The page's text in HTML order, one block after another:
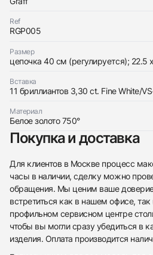
Ref
RGP005
Размер
цепочка 40 см (регулируется); 22.5
Вставка
11 бриллиантов 3,30 ct. Fine White/
Материал
Белое золото 750°
Покупка и доставка
Для клиентов в Москве процесс
часы в наличии, сделку можно
обращения. Мы ценим ваше
встретиться как в нашем офисе,
профильном сервисном центре
чтобы вы могли сразу убедиться в
изделия. Оплата производится
Заказать эти часы
Оставьте ваши контактные
с вами
Graff
Cross Large Pendant
НовыеКоробка + Документы
$28,850
Отправить
Трейд-ин часов
Оставьте ваши контактные
с вами
Новые
$28,850
Приложите фото